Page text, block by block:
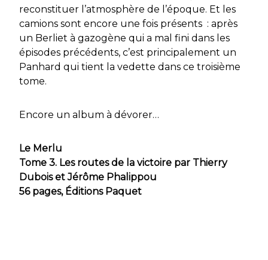
reconstituer l’atmosphère de l’époque. Et les
camions sont encore une fois présents : après
un Berliet à gazogène qui a mal fini dans les
épisodes précédents, c’est principalement un
Panhard qui tient la vedette dans ce troisième
tome.
Encore un album à dévorer…
Le Merlu
Tome 3. Les routes de la victoire par Thierry
Dubois et Jérôme Phalippou
56 pages, Éditions Paquet